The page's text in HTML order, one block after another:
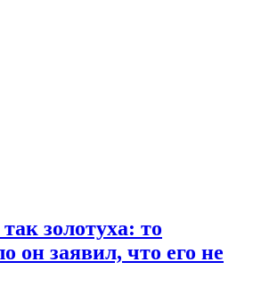
золотуха: то
он заявил, что его не